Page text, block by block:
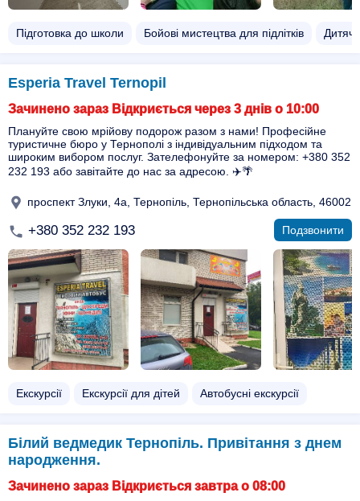
Підготовка до школи Бойові мистецтва для підлітків
Esperia Travel Ternopil
Зачинено зараз Відкриється через 3 днів о 10:00
Плануйте свою мрійову подорож разом з нами! Професійне
туристичне бюро у Тернополі з індивідуальним підходом та
широким вибором послуг. Зателефонуйте за номером: +380 352
232 193 або завітайте до нас за адресою. ✈️🌴
проспект Злуки, 4а, Тернопіль, Тернопільська область, 46002
+380 352 232 193 Подзвонити
Екскурсії Екскурсії для дітей Автобусні екскурсії
Білий ведмедик Тернопіль. Привітання з днем
народження.
Зачинено зараз Відкриється завтра о 08:00